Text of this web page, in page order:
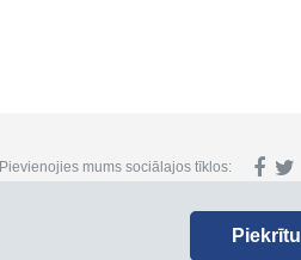
Pievienojies mums sociālajos tīklos:
Piekrītu